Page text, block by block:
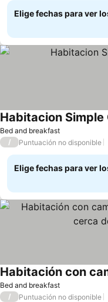
Elige fechas para ver
Bed and breakfast
Habitacion Simple
/ Puntuación no disponible
Elige fechas para ver
Bed and breakfast
/ Puntuación no disponible